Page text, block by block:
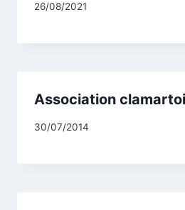
Par
26/08/2021
Association
Par
30/07/2014